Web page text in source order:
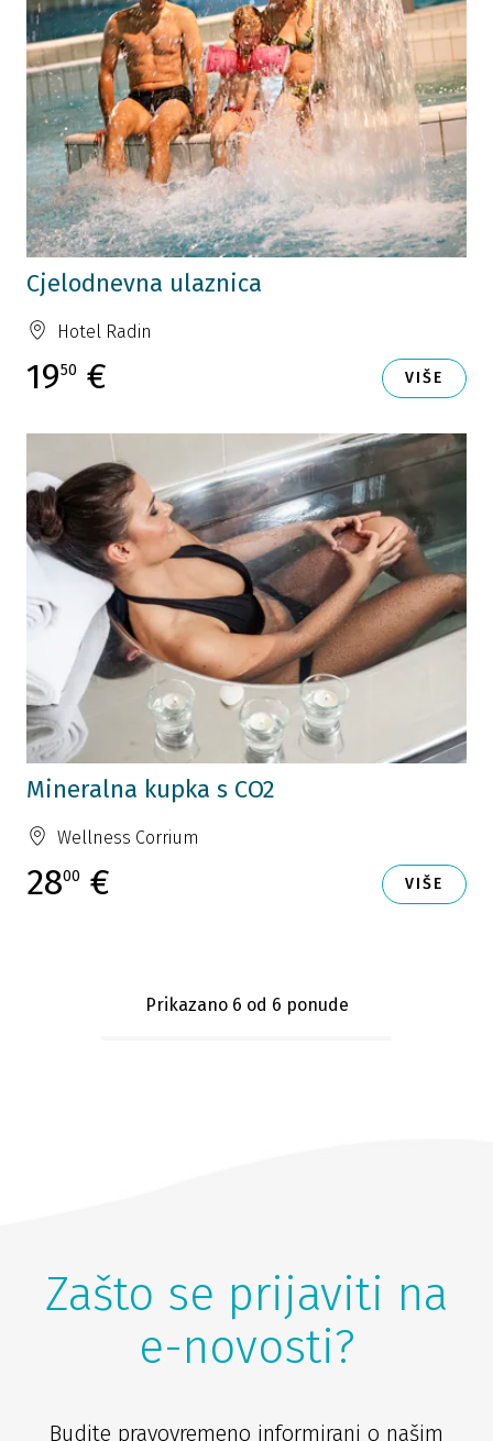
Cjelodnevna ulaznica
Hotel Radin
1950 € VIŠE
Mineralna kupka s CO2
Wellness Corrium
2800 € VIŠE
Prikazano 6 od 6 ponude
Zašto se prijaviti na
e-novosti?
Budite pravovremeno informirani o našim